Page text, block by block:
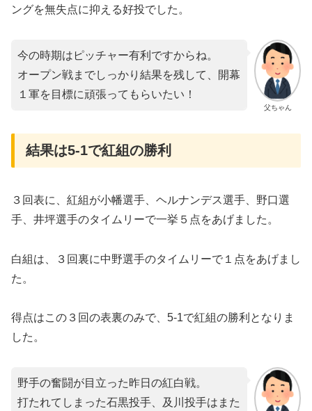
ングを無失点に抑える好投でした。
父ちゃん
今の時期はピッチャー有利ですからね。
オープン戦までしっかり結果を残して、開幕
１軍を目標に頑張ってもらいたい！
結果は5-1で紅組の勝利
３回表に、紅組が小幡選手、ヘルナンデス選手、野口選
手、井坪選手のタイムリーで一挙５点をあげました。
白組は、３回裏に中野選手のタイムリーで１点をあげまし
た。
得点はこの３回の表裏のみで、5-1で紅組の勝利となりま
した。
野手の奮闘が目立った昨日の紅白戦。
打たれてしまった石黒投手、及川投手はまた